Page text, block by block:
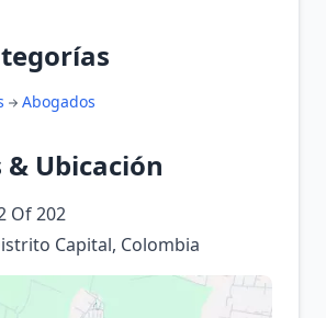
Abogados
Ubicación
Of 202
Capital, Colombia